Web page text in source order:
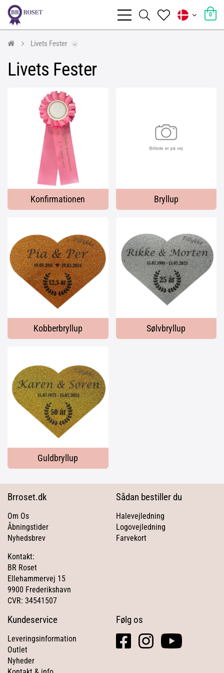
0
Livets Fester
Livets Fester
Konfirmationen Bryllup
Kobberbryllup Sølvbryllup
Guldbryllup
Brroset.dk
Om Os
Åbningstider
Nyhedsbrev
Kontakt:
BR Roset
Ellehammervej 15
9900 Frederikshavn
CVR: 34541507
Sådan bestiller du
Halevejledning
Logovejledning
Farvekort
Kundeservice
Leveringsinformation
Outlet
Nyheder
Følg os
facebook
square
instagramyoutube